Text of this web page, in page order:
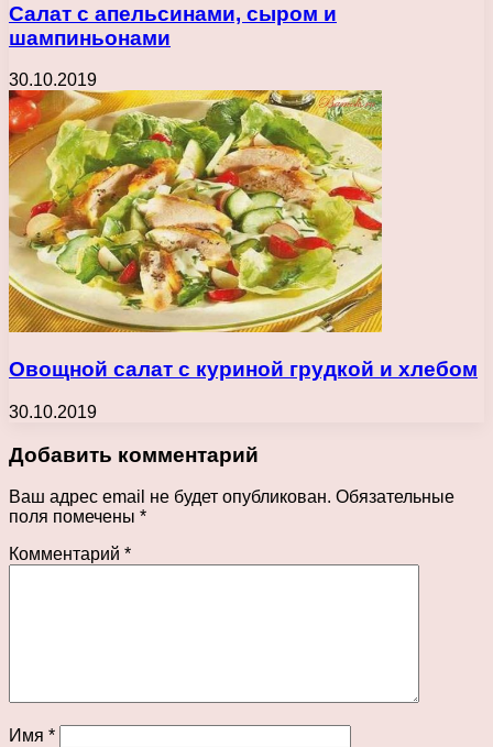
Салат с апельсинами, сыром и
шампиньонами
30.10.2019
Овощной салат с куриной грудкой и хлебом
30.10.2019
Добавить комментарий
Ваш адрес email не будет опубликован. Обязательные
поля помечены *
Комментарий *
Имя *